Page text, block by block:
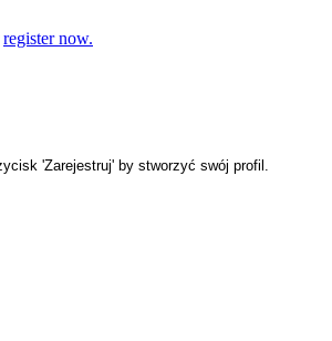
register now.